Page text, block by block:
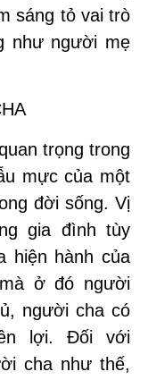
sáng tỏ vai trò
như người mẹ
trọng trong
mực của một
đời sống. Vị
gia đình tùy
hiện hành của
ở đó người
người cha có
lợi. Đối với
cha như thế,